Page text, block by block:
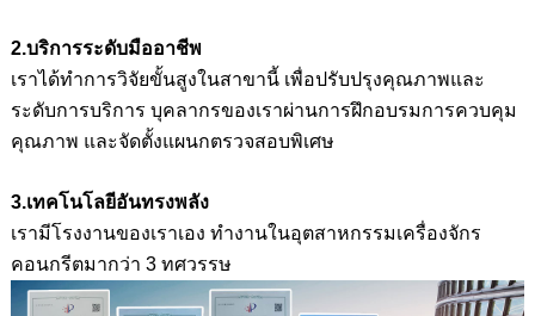
2.บริการระดับมืออาชีพ
เราได้ทำการวิจัยขั้นสูงในสาขานี้ เพื่อปรับปรุงคุณภาพและ
ระดับการบริการ บุคลากรของเราผ่านการฝึกอบรมการควบคุม
คุณภาพ และจัดตั้งแผนกตรวจสอบพิเศษ
3.เทคโนโลยีอันทรงพลัง
เรามีโรงงานของเราเอง ทำงานในอุตสาหกรรมเครื่องจักร
คอนกรีตมากว่า 3 ทศวรรษ